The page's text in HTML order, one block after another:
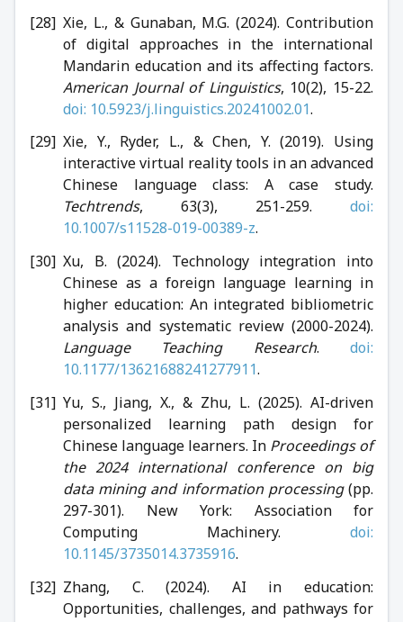
Xie, L., & Gunaban, M.G. (2024). Contribution
of digital approaches in the international
Mandarin education and its affecting factors.
American Journal of Linguistics, 10(2), 15-22.
doi: 10.5923/j.linguistics.20241002.01.
Xie, Y., Ryder, L., & Chen, Y. (2019). Using
interactive virtual reality tools in an advanced
Chinese language class: A case study.
Techtrends, 63(3), 251-259. doi:
10.1007/s11528-019-00389-z.
Xu, B. (2024). Technology integration into
Chinese as a foreign language learning in
higher education: An integrated bibliometric
analysis and systematic review (2000-2024).
Language Teaching Research.doi:
10.1177/13621688241277911.
Yu, S., Jiang, X., & Zhu, L. (2025). AI-driven
personalized learning path design for
Chinese language learners. In Proceedings of
the 2024 international conference on big
data mining and information processing(pp.
297-301). New York: Association for
Computing Machinery. doi:
10.1145/3735014.3735916.
Zhang, C. (2024). AI in education:
Opportunities, challenges, and pathways for